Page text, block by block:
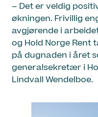
– Det er veldig
økningen. Frivillig
avgjørende i
og Hold Norge
på dugnaden i året
generalsekretær i
Lindvall Wendelboe.